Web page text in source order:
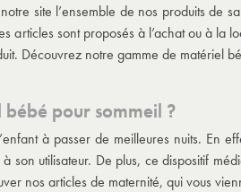
site l’ensemble de nos produits de
articles sont proposés à l’achat ou à la
Découvrez notre gamme de matériel
pour sommeil ?
à passer de meilleures nuits. En
utilisateur. De plus, ce dispositif
nos articles de maternité, qui vous